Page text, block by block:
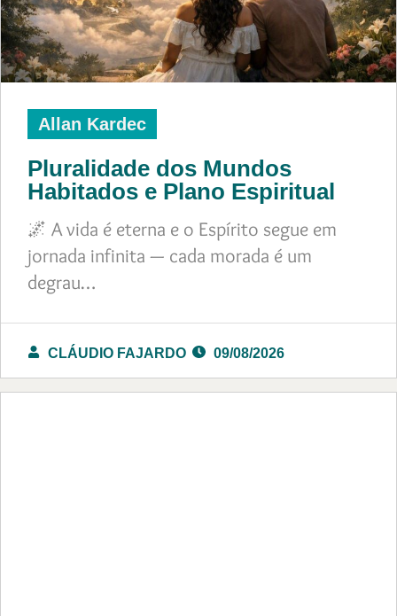
Allan Kardec
Pluralidade dos Mundos
Habitados e Plano Espiritual
🌌 A vida é eterna e o Espírito segue em
jornada infinita — cada morada é um
degrau…
CLÁUDIO FAJARDO 09/08/2026